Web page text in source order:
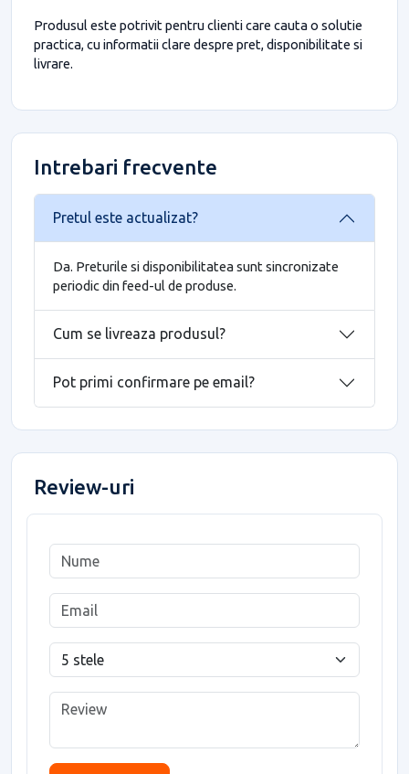
Produsul este potrivit pentru clienti care cauta o solutie
practica, cu informatii clare despre pret, disponibilitate si
livrare.
Intrebari frecvente
Pretul este actualizat?
Da. Preturile si disponibilitatea sunt sincronizate
periodic din feed-ul de produse.
Cum se livreaza produsul?
Pot primi confirmare pe email?
Review-uri